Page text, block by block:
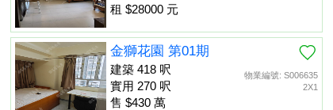
租 $28000 元
物業編號: S006635
2X1
金獅花園 第01期
建築 418 呎
實用 270 呎
售 $430 萬